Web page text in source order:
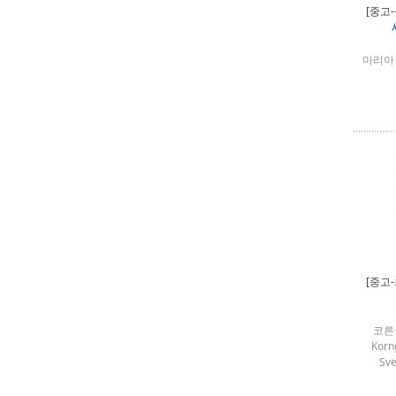
[중고
마리
[중고
코